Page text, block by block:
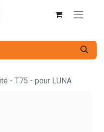
- T75 - pour LUNA